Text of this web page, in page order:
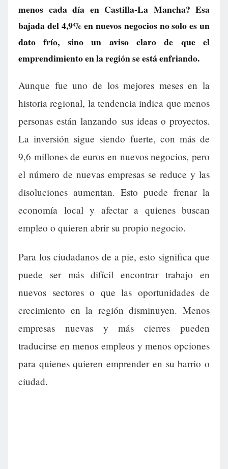
menos cada día en Castilla-La Mancha? Esa
bajada del 4,9% en nuevos negocios no solo es un
dato frío, sino un aviso claro de que el
emprendimiento en la región se está enfriando.
Aunque fue uno de los mejores meses en la
historia regional, la tendencia indica que menos
personas están lanzando sus ideas o proyectos.
La inversión sigue siendo fuerte, con más de
9,6 millones de euros en nuevos negocios, pero
el número de nuevas empresas se reduce y las
disoluciones aumentan. Esto puede frenar la
economía local y afectar a quienes buscan
empleo o quieren abrir su propio negocio.
Para los ciudadanos de a pie, esto significa que
puede ser más difícil encontrar trabajo en
nuevos sectores o que las oportunidades de
crecimiento en la región disminuyen. Menos
empresas nuevas y más cierres pueden
traducirse en menos empleos y menos opciones
para quienes quieren emprender en su barrio o
ciudad.